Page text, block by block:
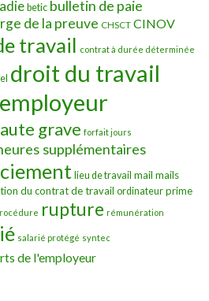
betic bulletin de paie
de la preuve CHSCT CINOV
travail contrat à durée déterminée
droit du travail
employeur
grave forfait jours
supplémentaires
lieu de travail mail mails
du contrat de travail ordinateur prime
rupture rémunération
salarié protégé syntec
de l'employeur